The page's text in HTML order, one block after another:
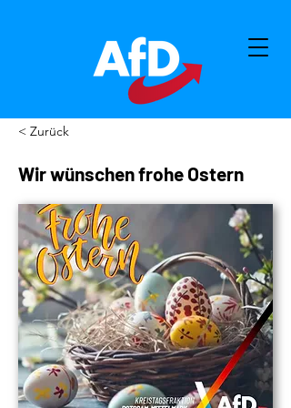
< Zurück
Wir wünschen frohe Ostern